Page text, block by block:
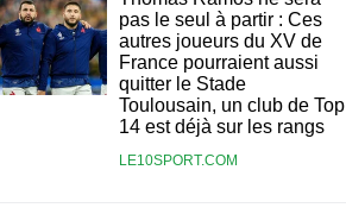
pas le seul à partir : Ces
autres joueurs du XV de
France pourraient aussi
quitter le Stade
Toulousain, un club de Top
14 est déjà sur les rangs
LE10SPORT.COM